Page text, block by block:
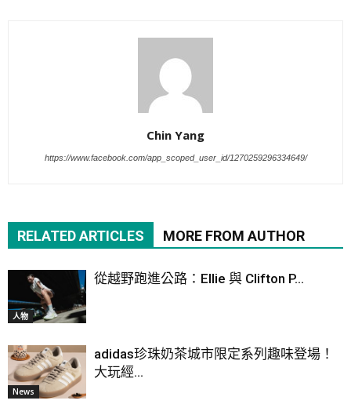
Chin Yang
https://www.facebook.com/app_scoped_user_id/1270259296334649/
RELATED ARTICLES MORE FROM AUTHOR
人物
從越野跑進公路：Ellie 與 Clifton P...
News
adidas珍珠奶茶城市限定系列趣味登場！
大玩經...